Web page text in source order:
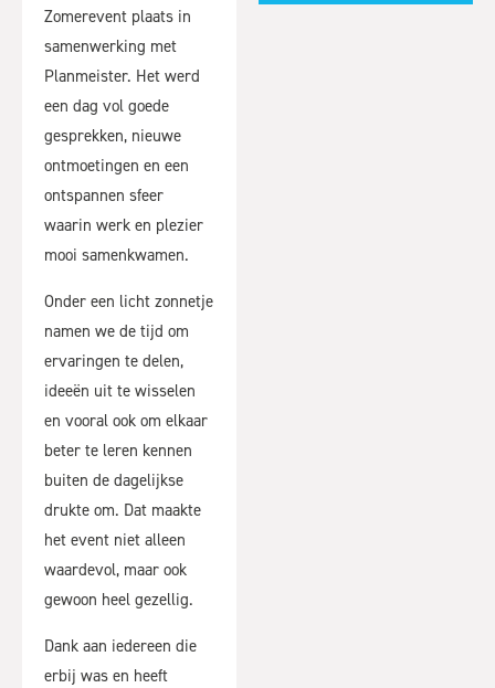
Zomerevent plaats in
samenwerking met
Planmeister. Het werd
een dag vol goede
gesprekken, nieuwe
ontmoetingen en een
ontspannen sfeer
waarin werk en plezier
mooi samenkwamen.
Onder een licht zonnetje
namen we de tijd om
ervaringen te delen,
ideeën uit te wisselen
en vooral ook om elkaar
beter te leren kennen
buiten de dagelijkse
drukte om. Dat maakte
het event niet alleen
waardevol, maar ook
gewoon heel gezellig.
Dank aan iedereen die
erbij was en heeft